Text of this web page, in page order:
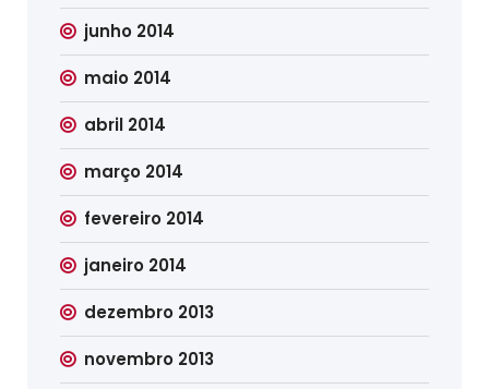
junho 2014
maio 2014
abril 2014
março 2014
fevereiro 2014
janeiro 2014
dezembro 2013
novembro 2013